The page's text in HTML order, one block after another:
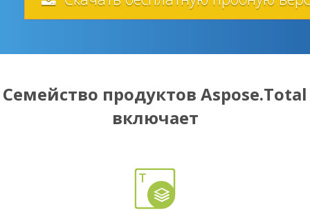
Семейство продуктов Aspose.Total
включает